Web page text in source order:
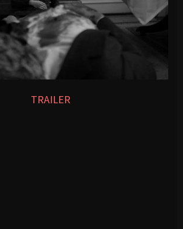
TRAILER